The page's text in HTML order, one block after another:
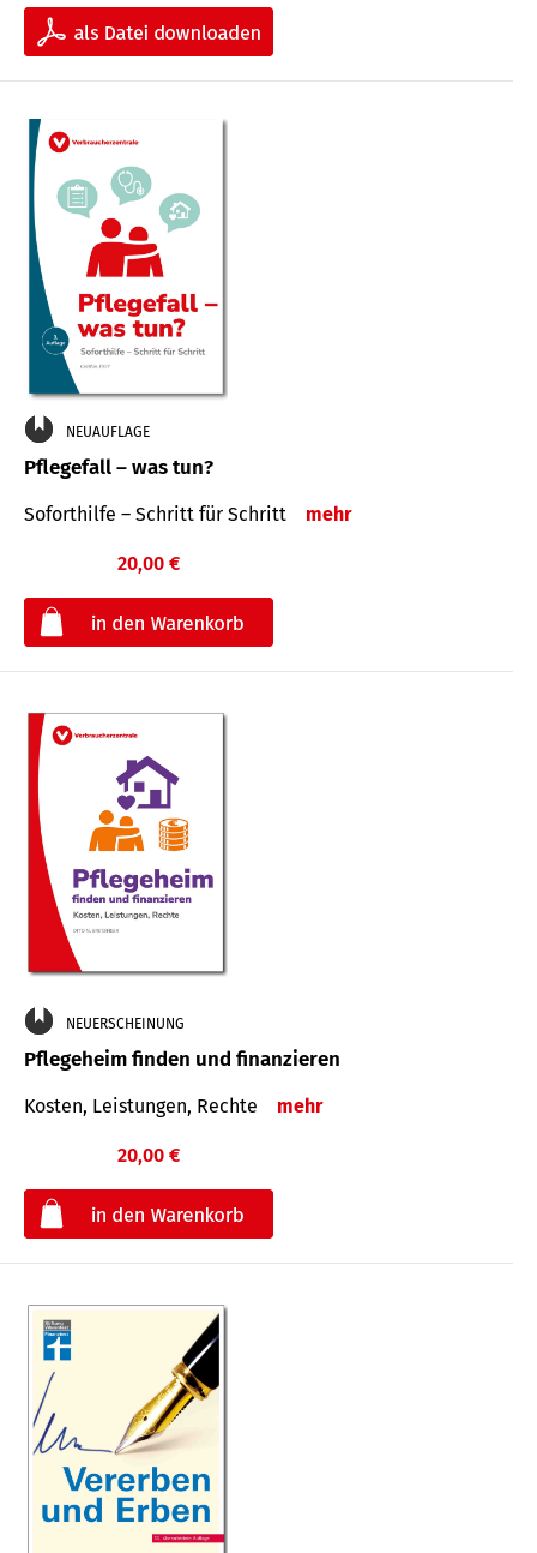
NEUAUFLAGE
Pflegefall – was tun?
Soforthilfe – Schritt für Schritt mehr
20,00 €
NEUERSCHEINUNG
Pflegeheim finden und finanzieren
Kosten, Leistungen, Rechte mehr
20,00 €